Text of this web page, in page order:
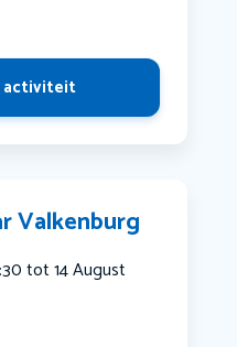
activiteit
Valkenburg
tot 14 August